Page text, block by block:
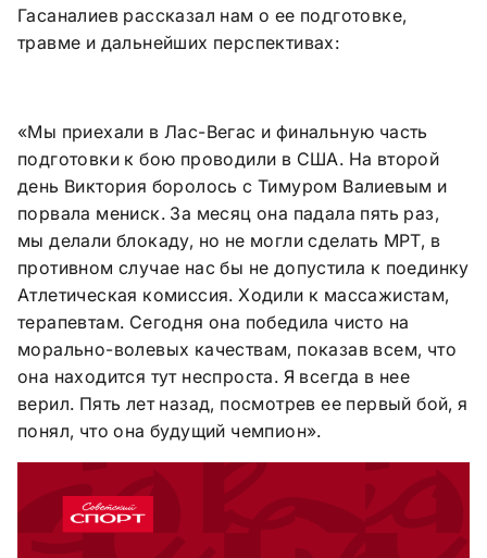
Гасаналиев рассказал нам о ее подготовке,
травме и дальнейших перспективах:
«Мы приехали в Лас-Вегас и финальную часть
подготовки к бою проводили в США. На второй
день Виктория боролось с Тимуром Валиевым и
порвала мениск. За месяц она падала пять раз,
мы делали блокаду, но не могли сделать МРТ, в
противном случае нас бы не допустила к поединку
Атлетическая комиссия. Ходили к массажистам,
терапевтам. Сегодня она победила чисто на
морально-волевых качествам, показав всем, что
она находится тут неспроста. Я всегда в нее
верил. Пять лет назад, посмотрев ее первый бой, я
понял, что она будущий чемпион».